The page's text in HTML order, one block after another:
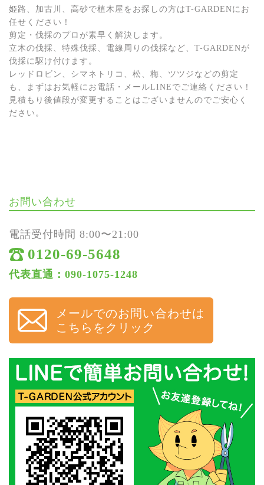
姫路、加古川、高砂で植木屋をお探しの方はT-GARDENにお
任せください！
剪定・伐採のプロが素早く解決します。
立木の伐採、特殊伐採、電線周りの伐採など、T-GARDENが
伐採に駆け付けます。
レッドロビン、シマネトリコ、松、梅、ツツジなどの剪定
も、まずはお気軽にお電話・メールLINEでご連絡ください！
見積もり後値段が変更することはございませんのでご安心く
ださい。
お問い合わせ
電話受付時間 8:00〜21:00
0120-69-5648
代表直通：090-1075-1248
メールでのお問い合わせは
こちらをクリック